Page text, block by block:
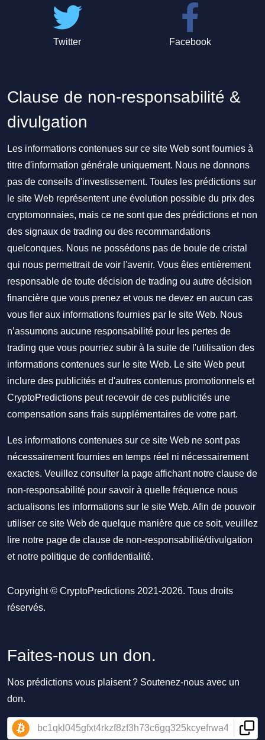
Twitter Facebook
Clause de non-responsabilité &
divulgation
Les informations contenues sur ce site Web sont fournies à
titre d'information générale uniquement. Nous ne donnons
pas de conseils d'investissement. Toutes les prédictions sur
le site Web représentent une évolution possible du prix des
cryptomonnaies, mais ce ne sont que des prédictions et non
des signaux de trading ou des recommandations
quelconques. Nous ne possédons pas de boule de cristal
qui nous permettrait de voir l'avenir. Vous êtes entièrement
responsable de toute décision de trading ou autre décision
financière que vous prenez et vous ne devez en aucun cas
vous fier aux informations fournies par le site Web. Nous
n’assumons aucune responsabilité pour les pertes de
trading que vous pourriez subir à la suite de l'utilisation des
informations contenues sur le site Web. Le site Web peut
inclure des publicités et d'autres contenus promotionnels et
CryptoPredictions peut recevoir de ces publicités une
compensation sans frais supplémentaires de votre part.
Les informations contenues sur ce site Web ne sont pas
nécessairement fournies en temps réel ni nécessairement
exactes. Veuillez consulter la page affichant notre clause de
non-responsabilité pour savoir à quelle fréquence nous
actualisons les informations sur le site Web. Afin de pouvoir
utiliser ce site Web de quelque manière que ce soit, veuillez
lire notre page de clause de non-responsabilité/divulgation
et notre politique de confidentialité.
Copyright © CryptoPredictions 2021-2026. Tous droits
réservés.
Faites-nous un don.
Nos prédictions vous plaisent ? Soutenez-nous avec un
don.